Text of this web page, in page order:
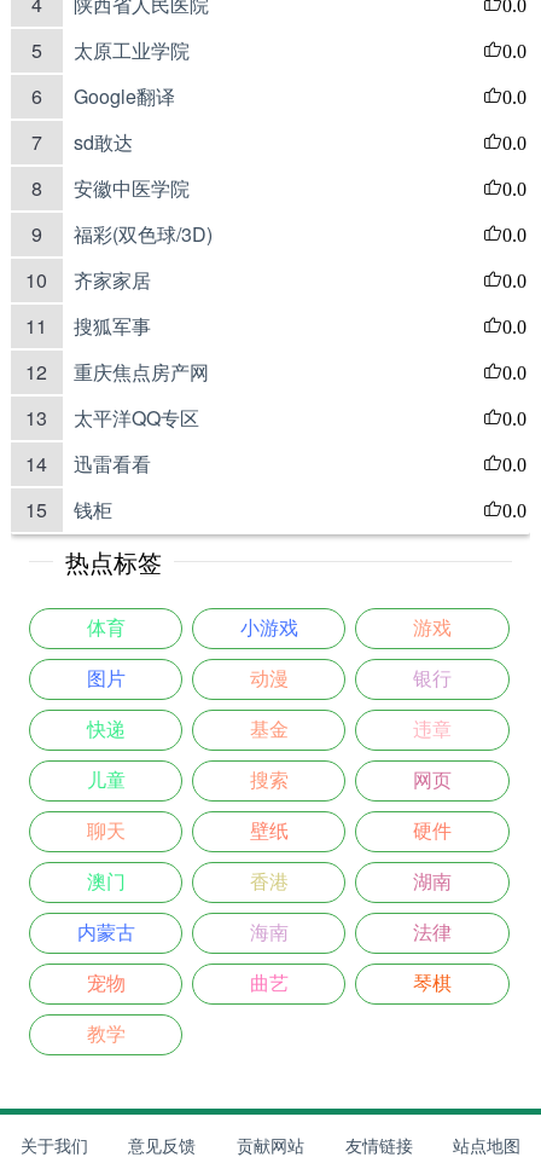
0.0
5 太原工业学院 0.0
6 Google翻译 0.0
7 sd敢达 0.0
8 安徽中医学院 0.0
9 福彩(双色球/3D) 0.0
10 齐家家居 0.0
11 搜狐军事 0.0
12 重庆焦点房产网 0.0
13 太平洋QQ专区 0.0
14 迅雷看看 0.0
15 钱柜 0.0
热点标签
体育 小游戏 游戏
图片 动漫 银行
快递 基金 违章
儿童 搜索 网页
聊天 壁纸 硬件
澳门 香港 湖南
内蒙古 海南 法律
宠物 曲艺 琴棋
教学
关于我们 意见反馈 贡献网站 友情链接 站点地图